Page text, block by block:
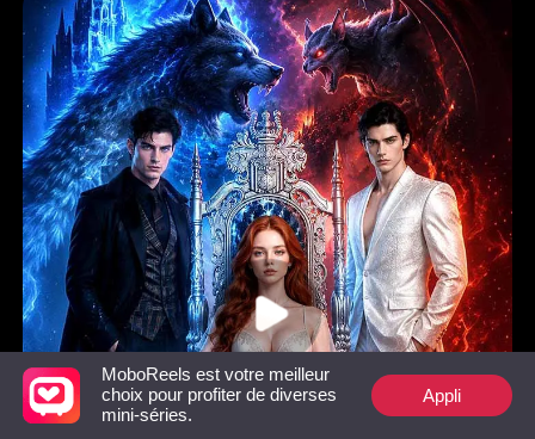
MoboReels est votre meilleur
choix pour profiter de diverses
mini-séries.
Appli